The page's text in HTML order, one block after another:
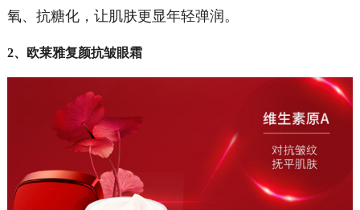
氧、抗糖化，让肌肤更显年轻弹润。
2、欧莱雅复颜抗皱眼霜